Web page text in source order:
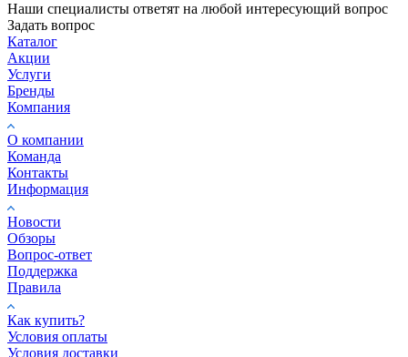
Наши специалисты ответят на любой интересующий вопрос
Задать вопрос
Каталог
Акции
Услуги
Бренды
Компания
О компании
Команда
Контакты
Информация
Новости
Обзоры
Вопрос-ответ
Поддержка
Правила
Как купить?
Условия оплаты
Условия доставки